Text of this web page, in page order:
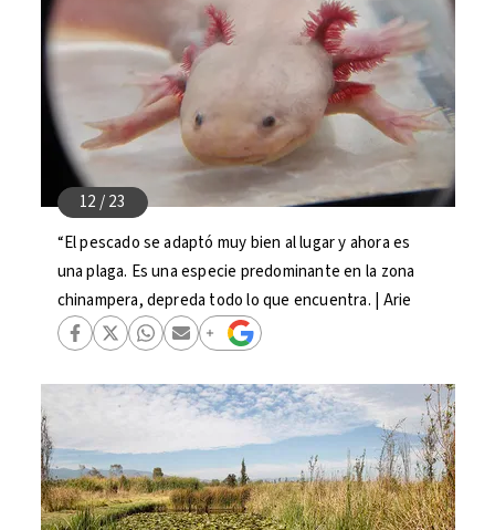
“El pescado se adaptó muy bien al lugar y ahora es
una plaga. Es una especie predominante en la zona
chinampera, depreda todo lo que encuentra. | Arie